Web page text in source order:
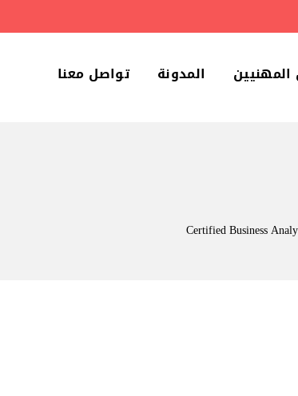
المدونة تواصل معنا
Certified Business